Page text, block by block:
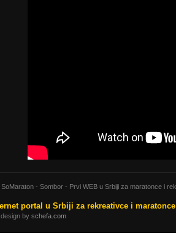
- Sombor - Prvi WEB u Srbiji za maratonce i
portal u Srbiji za rekreativce i
by schefa.com